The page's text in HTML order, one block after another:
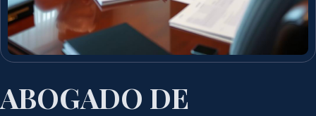
ABOGADO DE